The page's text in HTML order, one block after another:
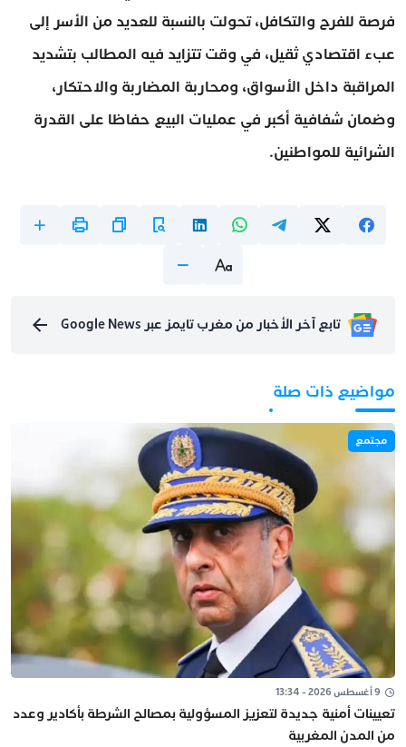
فرصة للفرح والتكافل، تحولت بالنسبة للعديد من الأسر إلى
عبء اقتصادي ثقيل، في وقت تتزايد فيه المطالب بتشديد
المراقبة داخل الأسواق، ومحاربة المضاربة والاحتكار،
وضمان شفافية أكبر في عمليات البيع حفاظا على القدرة
الشرائية للمواطنين.
تابع آخر الأخبار من مغرب تايمز عبر Google News
مواضيع ذات صلة
مجتمع
9 أغسطس 2026 - 13:34
تعيينات أمنية جديدة لتعزيز المسؤولية بمصالح الشرطة بأكادير وعدد
من المدن المغربية